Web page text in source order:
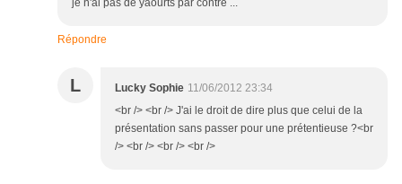
je n'ai pas de yaourts par contre ...
Répondre
L Lucky Sophie 11/06/2012 23:34
<br /> <br /> J'ai le droit de dire plus que celui de la
présentation sans passer pour une prétentieuse ?<br
/> <br /> <br /> <br />